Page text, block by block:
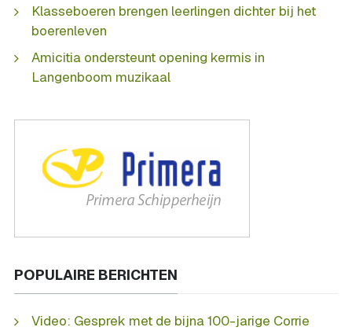
Klasseboeren brengen leerlingen dichter bij het
boerenleven
Amicitia ondersteunt opening kermis in
Langenboom muzikaal
POPULAIRE BERICHTEN
Video: Gesprek met de bijna 100-jarige Corrie